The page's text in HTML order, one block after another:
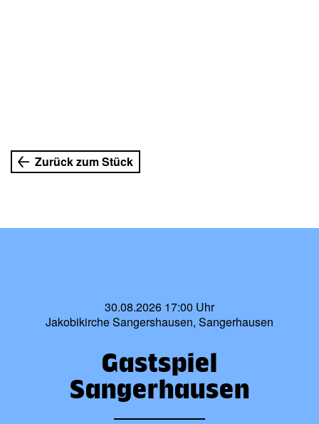
Zurück zum Stück
30.08.2026 17:00 Uhr
Jakobikirche Sangershausen, Sangerhausen
Gastspiel
Sangerhausen